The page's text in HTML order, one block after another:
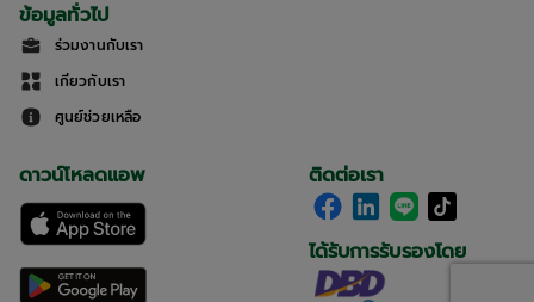
ข้อมูลทั่วไป
ร่วมงานกับเรา
เกี่ยวกับเรา
ศูนย์ช่วยเหลือ
ติดต่อเรา
ได้รับการรับรองโดย
ดาวน์โหลดแอพ